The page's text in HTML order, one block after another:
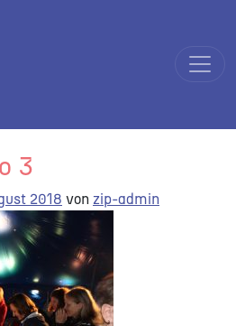
3
2018 von zip-admin